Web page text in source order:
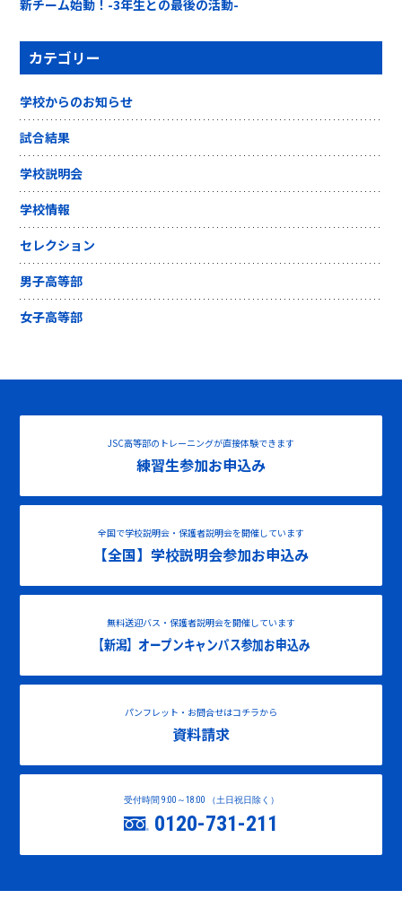
新チーム始動！-3年生との最後の活動-
カテゴリー
学校からのお知らせ
試合結果
学校説明会
学校情報
セレクション
男子高等部
女子高等部
JSC高等部のトレーニングが直接体験できます
練習生参加お申込み
全国で学校説明会・保護者説明会を開催しています
【全国】学校説明会参加お申込み
無料送迎バス・保護者説明会を開催しています
【新潟】オープンキャンパス参加お申込み
パンフレット・お問合せはコチラから
資料請求
受付時間 9:00～18:00 （土日祝日除く）
0120-731-211